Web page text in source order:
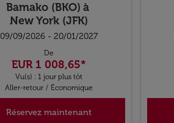
Bamako (BKO) à
New York (JFK)
09/09/2026 - 20/01/2027
De
EUR 1 008,65*
Vu(s) : 1 jour plus tôt
Aller-retour / Économique
Réservez maintenant